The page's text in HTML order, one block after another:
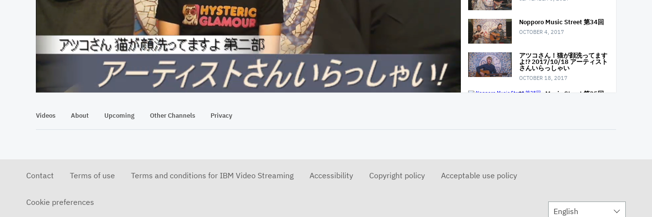
At position 00:13
00:13 38:55
Nopporo Music Street 第34回
OCTOBER 4, 2017
アツコさん！猫が顔洗ってます
よ!? 2017/10/18 アーティスト
さんいらっしゃい
OCTOBER 18, 2017
Nopporo Music Street 第35回
DECEMBER 6, 2017
Videos About Upcoming Other Channels Privacy
Contact Terms of use Terms and conditions for IBM Video Streaming Accessibility Copyright policy Acceptable use policy
Cookie preferences
English